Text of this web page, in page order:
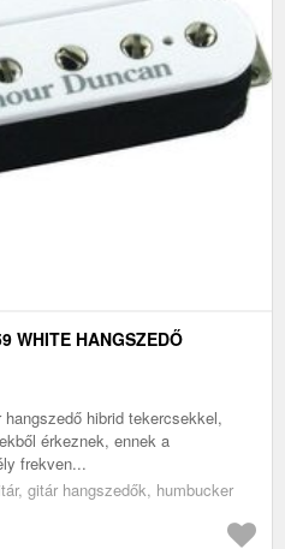
WHITE HANGSZEDŐ
hibrid tekercsekkel,
érkeznek, ennek a
frekven...
gitár hangszedők, humbucker